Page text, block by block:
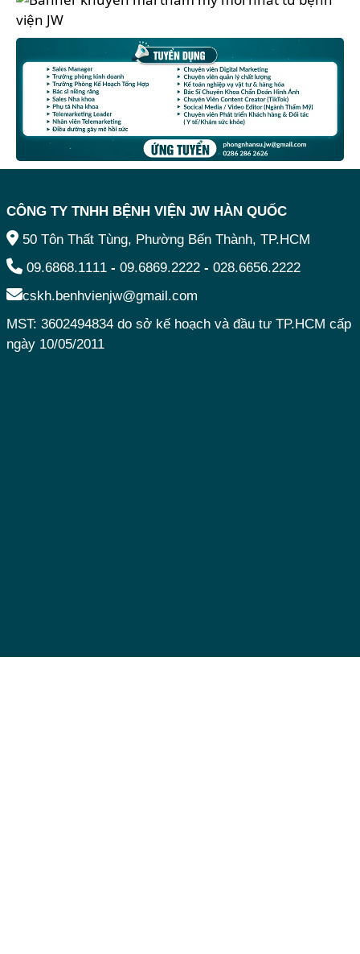
CÔNG TY TNHH BỆNH VIỆN JW HÀN QUỐC
50 Tôn Thất Tùng, Phường Bến Thành, TP.HCM
09.6868.1111 - 09.6869.2222 - 028.6656.2222
cskh.benhvienjw@gmail.com
MST: 3602494834 do sở kế hoạch và đầu tư TP.HCM cấp
ngày 10/05/2011